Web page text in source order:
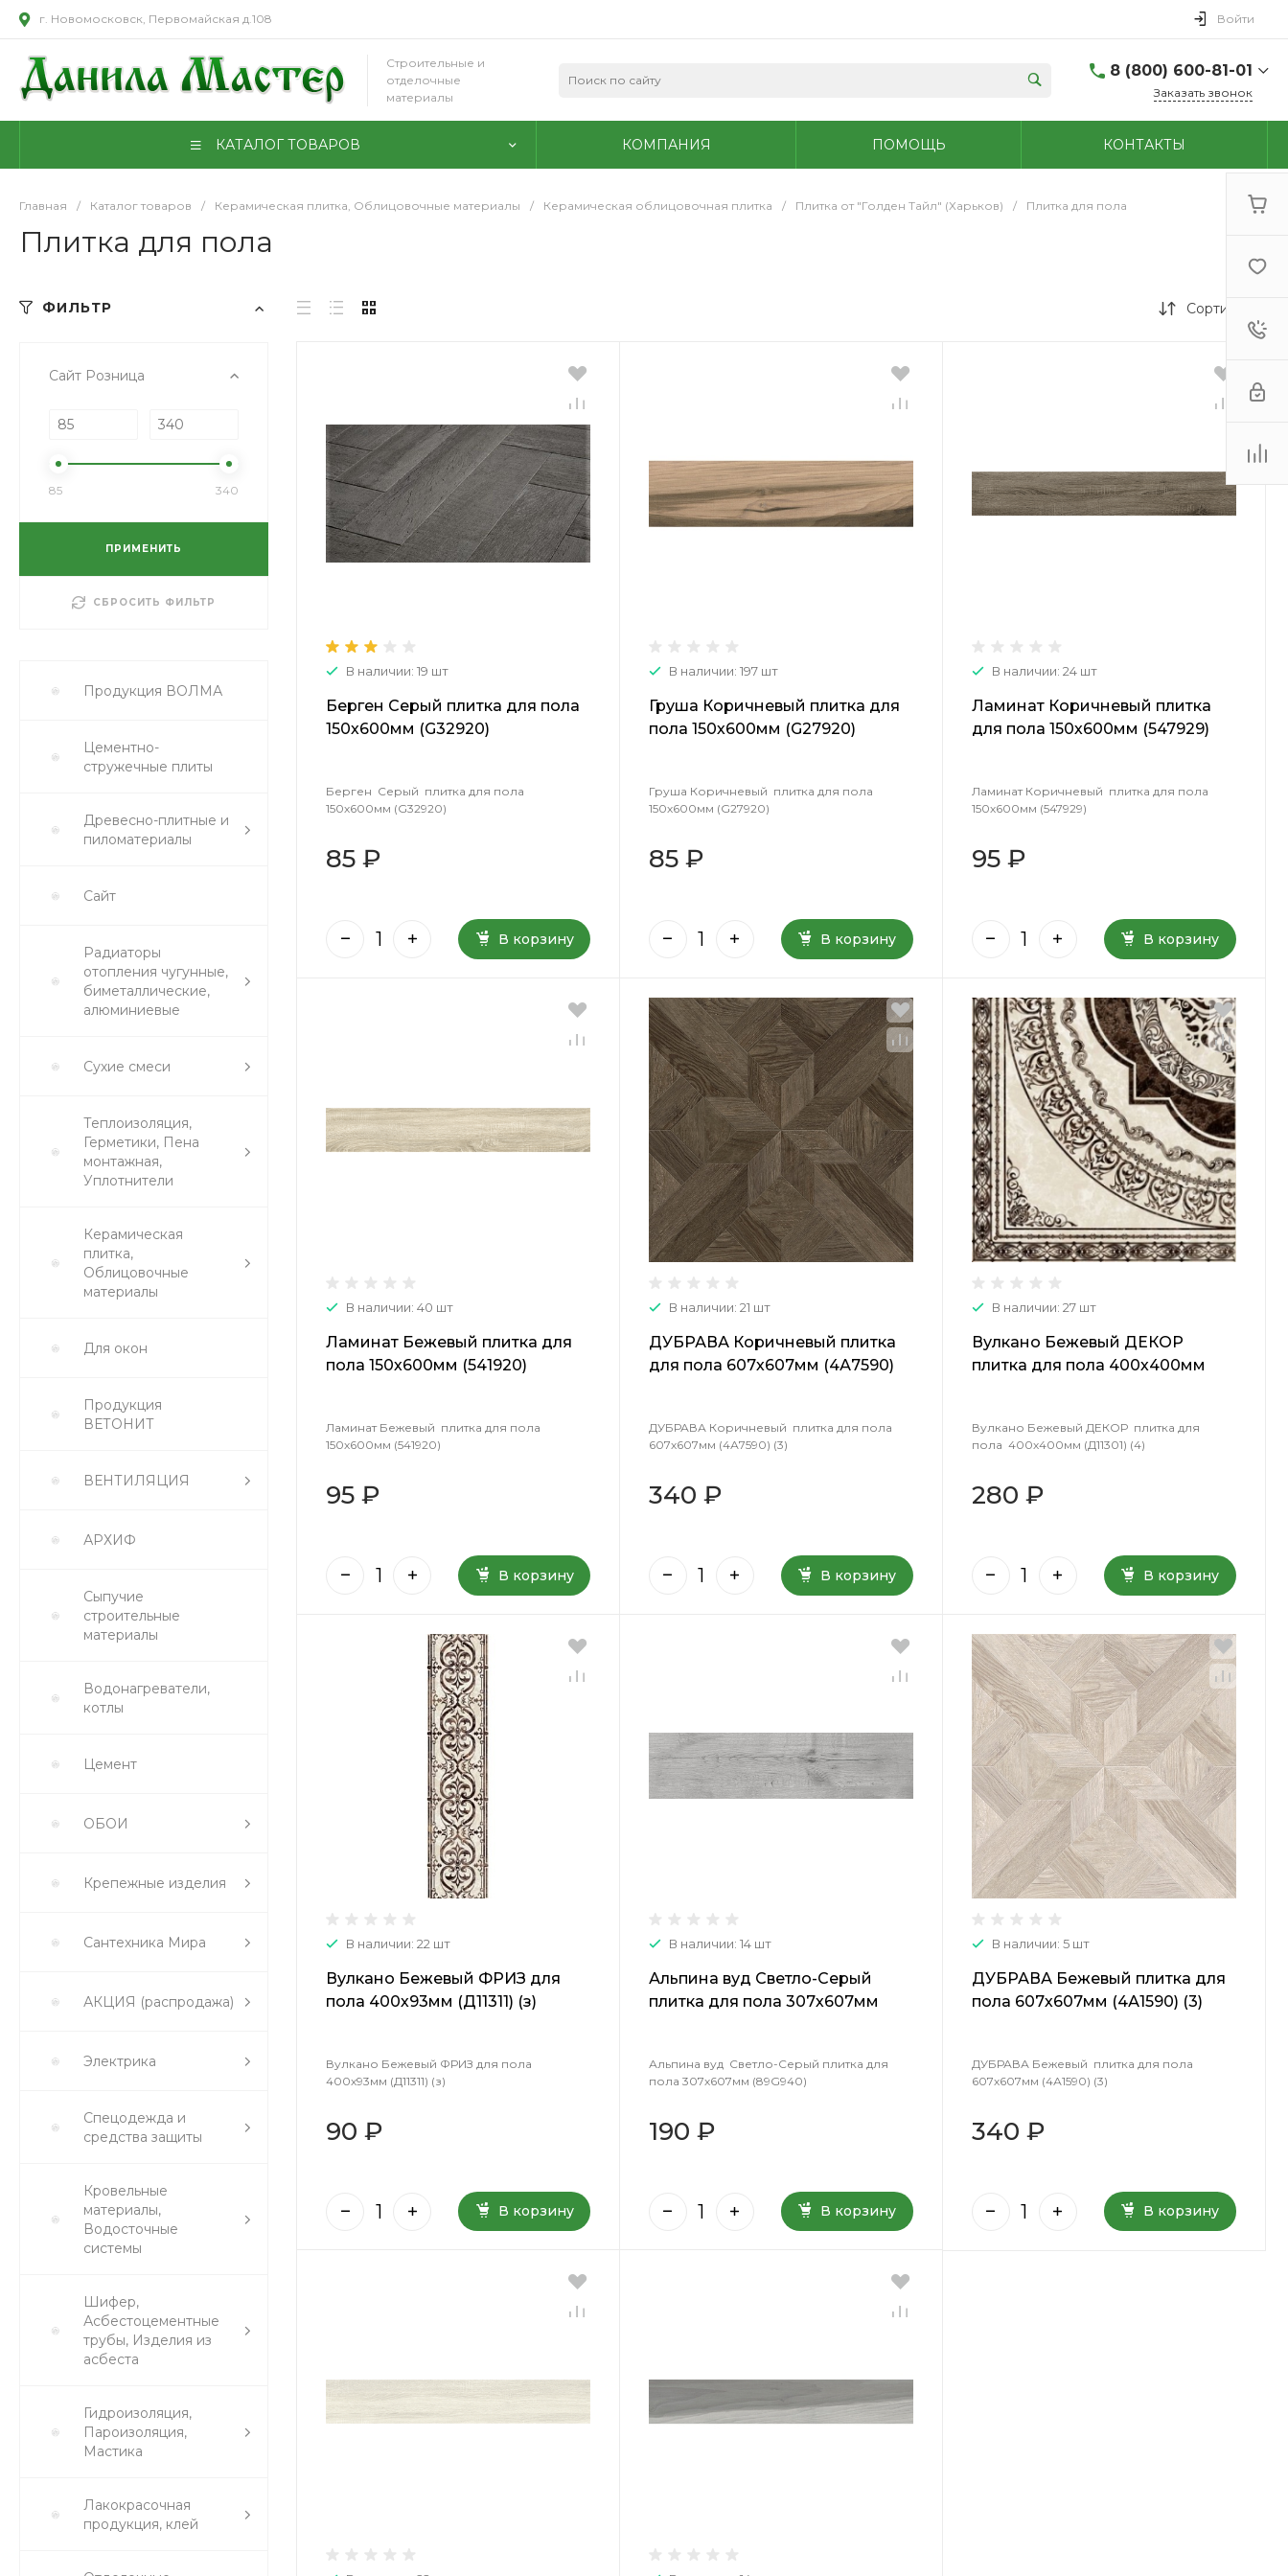
г. Новомосковск, Первомайская д.108 Войти
Строительные и
отделочные
материалы
8 (800) 600-81-01
г. Новомосковск,
9.00-18.00
г. Узловая, Базарная
Пн - Сб: 9.00-17.00 Вс:
г. Кимовск,
Первомайская д.41
Пн - Сб: 9.00-17.00 Вс:
9.00-15.00
Заказать звонок
КАТАЛОГ ТОВАРОВ КОМПАНИЯ ПОМОЩЬ КОНТАКТЫ
Главная / Каталог товаров / Керамическая плитка, Облицовочные материалы / Керамическая облицовочная плитка / Плитка от "Голден Тайл" (Харьков) / Плитка для пола
Плитка для пола
ФИЛЬТР
Сайт Розница
85 340
ПРИМЕНИТЬ
СБРОСИТЬ ФИЛЬТР
Продукция ВОЛМА
Цементно-
стружечные плиты
Древесно-плитные и
пиломатериалы
Сайт
Радиаторы
отопления чугунные,
биметаллические,
алюминиевые
Сухие смеси
Теплоизоляция,
Герметики, Пена
монтажная,
Уплотнители
Керамическая
плитка,
Облицовочные
материалы
Для окон
Продукция
ВЕТОНИТ
ВЕНТИЛЯЦИЯ
АРХИФ
Сыпучие
строительные
материалы
Водонагреватели,
котлы
Цемент
ОБОИ
Крепежные изделия
Сантехника Мира
АКЦИЯ (распродажа)
Электрика
Спецодежда и
средства защиты
Кровельные
материалы,
Водосточные
системы
Шифер,
Асбестоцементные
трубы, Изделия из
асбеста
Гидроизоляция,
Пароизоляция,
Мастика
Лакокрасочная
продукция, клей
Сортировка
В наличии: 19 шт
Берген Серый плитка для пола
150х600мм (G32920)
Берген Серый плитка для пола
150х600мм (G32920)
85 ₽
В корзину
В наличии: 197 шт
Груша Коричневый плитка для
пола 150х600мм (G27920)
Груша Коричневый плитка для пола
150х600мм (G27920)
85 ₽
В корзину
В наличии: 24 шт
Ламинат Коричневый плитка
для пола 150х600мм (547929)
Ламинат Коричневый плитка для пола
150х600мм (547929)
95 ₽
В корзину
В наличии: 40 шт
Ламинат Бежевый плитка для
пола 150х600мм (541920)
Ламинат Бежевый плитка для пола
150х600мм (541920)
95 ₽
В корзину
В наличии: 21 шт
ДУБРАВА Коричневый плитка
для пола 607х607мм (4А7590)
ДУБРАВА Коричневый плитка для пола
607х607мм (4А7590) (3)
340 ₽
В корзину
В наличии: 27 шт
Вулкано Бежевый ДЕКОР
плитка для пола 400х400мм
Вулкано Бежевый ДЕКОР плитка для
пола 400х400мм (Д11301) (4)
280 ₽
В корзину
В наличии: 22 шт
Вулкано Бежевый ФРИЗ для
пола 400х93мм (Д11311) (з)
Вулкано Бежевый ФРИЗ для пола
400х93мм (Д11311) (з)
90 ₽
В корзину
В наличии: 14 шт
Альпина вуд Светло-Серый
плитка для пола 307х607мм
Альпина вуд Светло-Серый плитка для
пола 307х607мм (89G940)
190 ₽
В корзину
В наличии: 5 шт
ДУБРАВА Бежевый плитка для
пола 607х607мм (4А1590) (3)
ДУБРАВА Бежевый плитка для пола
607х607мм (4А1590) (3)
340 ₽
В корзину